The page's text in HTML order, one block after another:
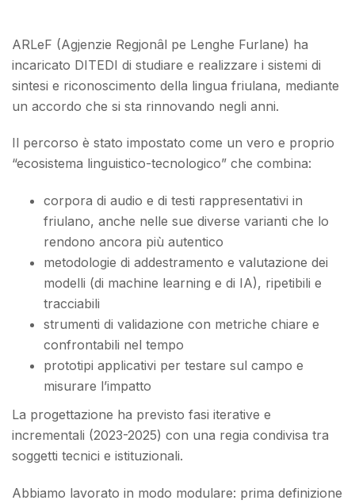
ARLeF (Agjenzie Regjonâl pe Lenghe Furlane) ha
incaricato DITEDI di studiare e realizzare i sistemi di
sintesi e riconoscimento della lingua friulana, mediante
un accordo che si sta rinnovando negli anni.
Il percorso è stato impostato come un vero e proprio
“ecosistema linguistico-tecnologico” che combina:
corpora di audio e di testi rappresentativi in
friulano, anche nelle sue diverse varianti che lo
rendono ancora più autentico
metodologie di addestramento e valutazione dei
modelli (di machine learning e di IA), ripetibili e
tracciabili
strumenti di validazione con metriche chiare e
confrontabili nel tempo
prototipi applicativi per testare sul campo e
misurare l’impatto
La progettazione ha previsto fasi iterative e
incrementali (2023-2025) con una regia condivisa tra
soggetti tecnici e istituzionali.
Abbiamo lavorato in modo modulare: prima definizione